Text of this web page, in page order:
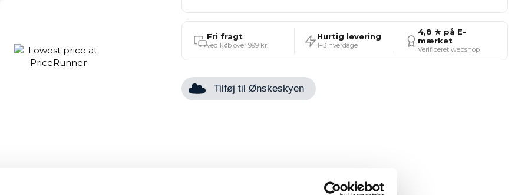
Fri fragt
ved køb over 999 kr.
Hurtig levering
1–3 hverdage
4,8 ★ på E-
mærket
Verificeret webshop
Tilføj til Ønskeskyen